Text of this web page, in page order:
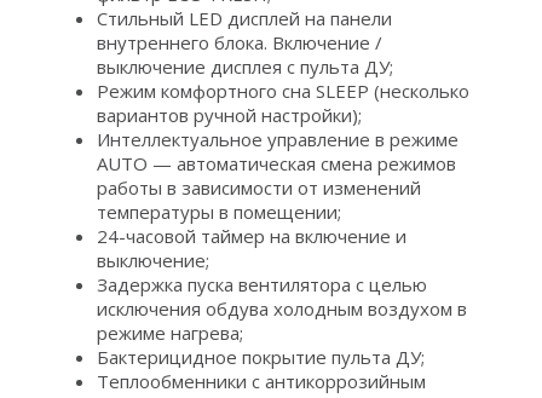
Стильный LED дисплей на панели
внутреннего блока. Включение /
выключение дисплея с пульта ДУ;
Режим комфортного сна SLЕЕР (несколько
вариантов ручной настройки);
Интеллектуальное управление в режиме
AUTO — автоматическая смена режимов
работы в зависимости от изменений
температуры в помещении;
24-часовой таймер на включение и
выключение;
Задержка пуска вентилятора с целью
исключения обдува холодным воздухом в
режиме нагрева;
Бактерицидное покрытие пульта ДУ;
Теплообменники с антикоррозийным